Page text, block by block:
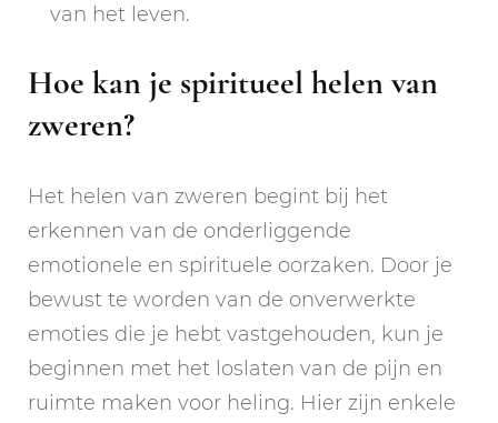
van het leven.
Hoe kan je spiritueel helen van
zweren?
Het helen van zweren begint bij het
erkennen van de onderliggende
emotionele en spirituele oorzaken. Door je
bewust te worden van de onverwerkte
emoties die je hebt vastgehouden, kun je
beginnen met het loslaten van de pijn en
ruimte maken voor heling. Hier zijn enkele